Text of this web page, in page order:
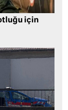
için